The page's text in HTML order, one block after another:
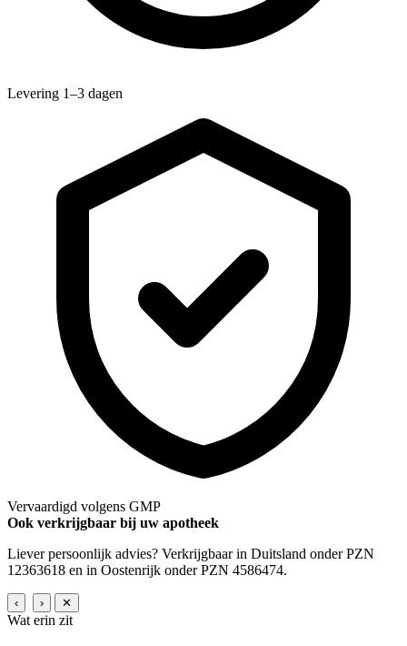
Levering 1–3 dagen
Vervaardigd volgens GMP
Ook verkrijgbaar bij uw apotheek
Liever persoonlijk advies? Verkrijgbaar in Duitsland onder PZN
12363618 en in Oostenrijk onder PZN 4586474.
‹ › ✕
Wat erin zit